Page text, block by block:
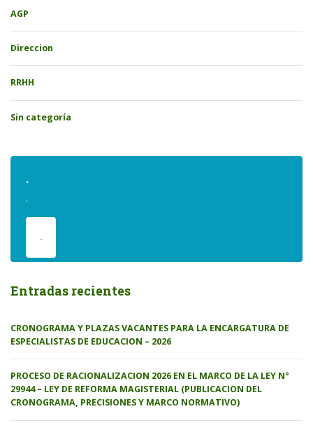
AGP
Direccion
RRHH
Sin categoría
.
.
.
Entradas recientes
CRONOGRAMA Y PLAZAS VACANTES PARA LA ENCARGATURA DE
ESPECIALISTAS DE EDUCACION – 2026
PROCESO DE RACIONALIZACION 2026 EN EL MARCO DE LA LEY N°
29944 – LEY DE REFORMA MAGISTERIAL (PUBLICACION DEL
CRONOGRAMA, PRECISIONES Y MARCO NORMATIVO)